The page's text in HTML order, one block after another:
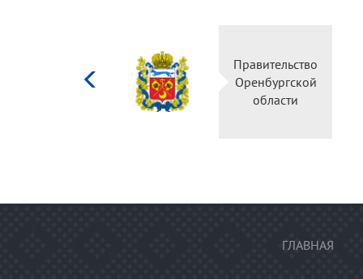
Министерство
культуры
Российской
федерации
ГЛАВНАЯ